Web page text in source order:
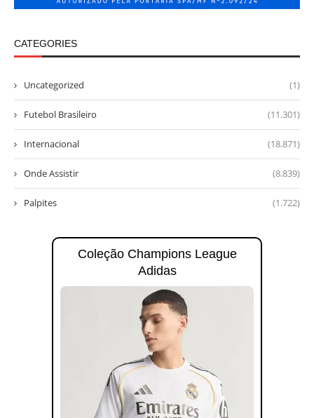
CATEGORIES
Uncategorized (1)
Futebol Brasileiro (11.301)
Internacional (18.871)
Onde Assistir (8.839)
Palpites (1.722)
Coleção Champions League
Adidas